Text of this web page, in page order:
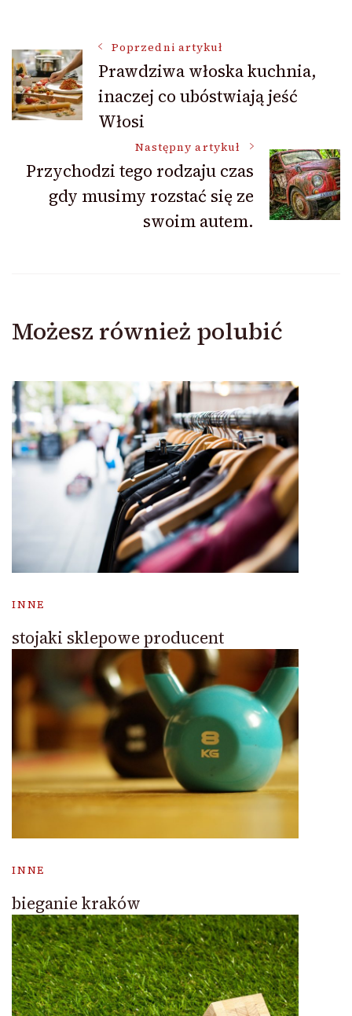
Nawigacja
wpisu
Poprzedni artykuł
Prawdziwa włoska kuchnia,
inaczej co ubóstwiają jeść
Włosi
Następny artykuł
Przychodzi tego rodzaju czas
gdy musimy rozstać się ze
swoim autem.
Możesz również polubić
INNE
stojaki sklepowe producent
INNE
bieganie kraków